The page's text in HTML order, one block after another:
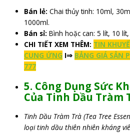
Bán lẻ: Chai thủy tinh: 10ml,
1000ml.
Bán sỉ: Bình hoặc can: 5 lít, 10
CHI TIẾT XEM THÊM: TIN
CUNG ỨNG I⇒ BẢNG GIÁ SẢN
777
5. Công Dụng Sức
Của Tinh Dầu Tràm
Tinh Dầu Tràm Trà (Tea Tree
loại tinh dầu thiên nhiên kháng